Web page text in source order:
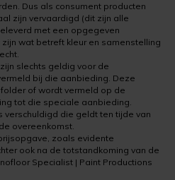
Dus als consument producten
zijn vervaardigd (dit zijn alle
met een opgegeven
zijn wat betreft kleur en samenstelling
slechts geldig voor de
bij die aanbieding. Deze
of wordt vermeld op de
tot die speciale aanbieding.
verschuldigd die geldt ten tijde van
overeenkomst.
zoals evidente
ook na de totstandkoming van de
Specialist | Paint Productions